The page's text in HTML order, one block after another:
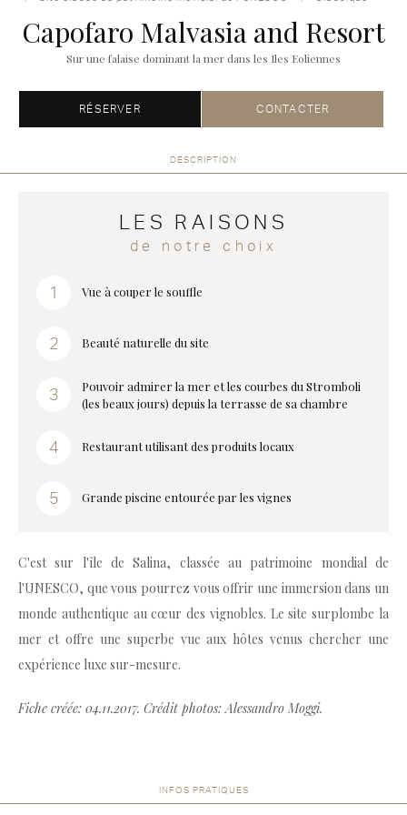
Capofaro Malvasia and Resort
Sur une falaise dominant la mer dans les Iles Eoliennes
RÉSERVER CONTACTER
DESCRIPTION
LES RAISONS
de notre choix
Vue à couper le souffle
Beauté naturelle du site
Pouvoir admirer la mer et les courbes du Stromboli
(les beaux jours) depuis la terrasse de sa chambre
Restaurant utilisant des produits locaux
Grande piscine entourée par les vignes
C'est sur l'île de Salina, classée au patrimoine mondial de
l'UNESCO, que vous pourrez vous offrir une immersion dans un
monde authentique au cœur des vignobles. Le site surplombe la
mer et offre une superbe vue aux hôtes venus chercher une
expérience luxe sur-mesure.
Fiche créée: 04.11.2017. Crédit photos: Alessandro Moggi.
INFOS PRATIQUES